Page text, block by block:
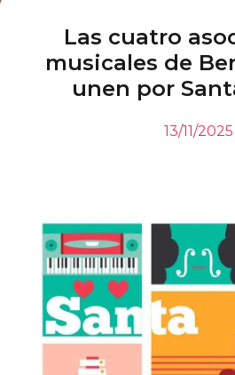
Las cuatro
musicales de
unen por
13/11/2025